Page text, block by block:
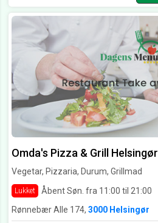
Omda's Pizza & Grill Helsingør
Vegetar, Pizzaria, Durum, Grillmad
Lukket Åbent Søn. fra 11:00 til 21:00
Rønnebær Alle 174, 3000 Helsingør